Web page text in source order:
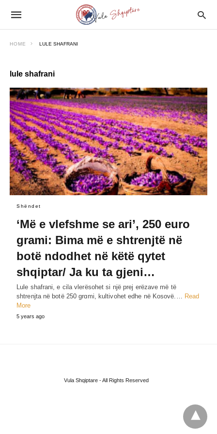
HOME LULE SHAFRANI
lule shafrani
Shëndet
‘Më e vlefshme se ari’, 250 euro
grami: Bima më e shtrenjtë në
botë ndodhet në këtë qytet
shqiptar/ Ja ku ta gjeni…
Lule shafrani, e cila vlerësohet si një prej erëzave më të
shtrenjta në botë 250 grɑmi, kultivohet edhe në Kosovë.… Read
More
5 years ago
Vula Shqiptare - All Rights Reserved